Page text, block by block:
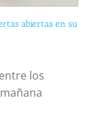
abiertas en su
los